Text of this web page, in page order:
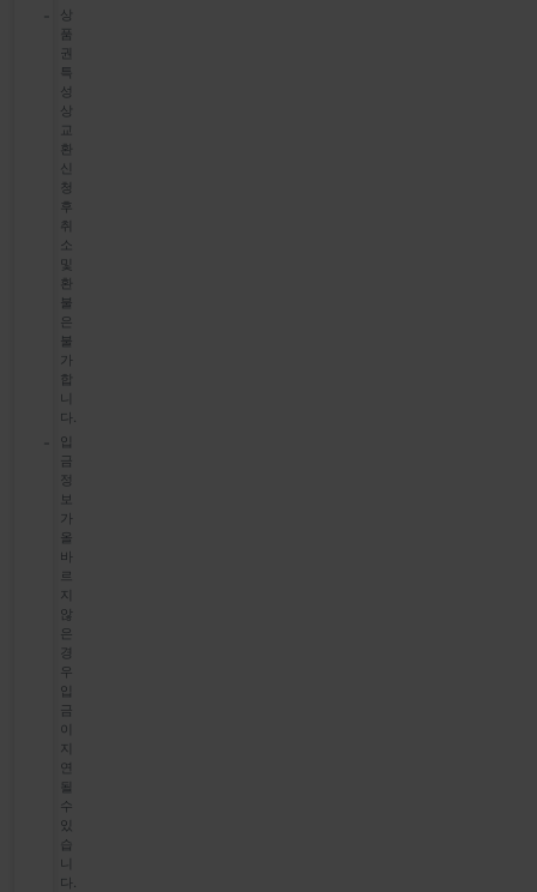
상
품
권
특
성
상
교
환
신
청
후
취
소
및
환
불
은
불
가
합
니
다.
입
금
정
보
가
올
바
르
지
않
은
경
우
입
금
이
지
연
될
수
있
습
니
다.